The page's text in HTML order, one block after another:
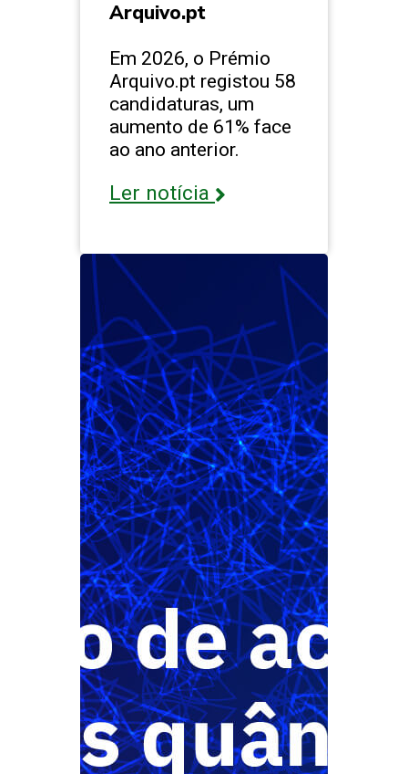
Arquivo.pt
Em 2026, o Prémio
Arquivo.pt registou 58
candidaturas, um
aumento de 61% face
ao ano anterior.
Ler notícia